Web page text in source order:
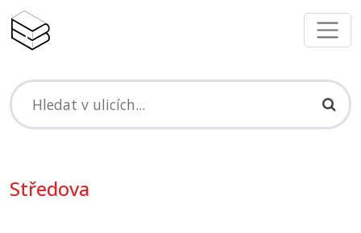
Středova